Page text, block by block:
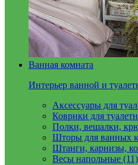
Ванная комната
Интерьер ванной и
Аксессуары для
Коврики для
Полки, вешалки,
Шторы для ванных
Штанги, карнизы,
Весы напольные (11)